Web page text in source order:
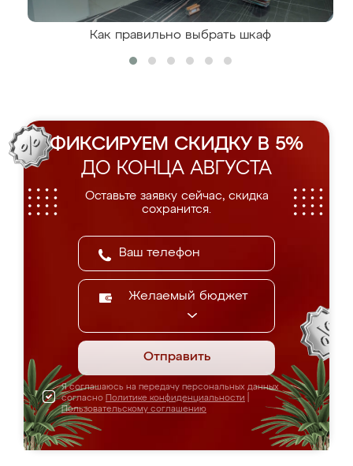
Как правильно выбрать шкаф
ФИКСИРУЕМ СКИДКУ В 5%
ДО КОНЦА АВГУСТА
Оставьте заявку сейчас, скидка
сохранится.
Желаемый бюджет
Отправить
Я соглашаюсь на передачу персональных данных
согласно Политике конфиденциальности
Пользовательскому соглашению